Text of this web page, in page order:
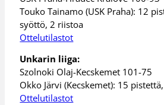
Touko Tainamo (USK Praha): 12
syöttö, 2 riistoa
Ottelutilastot
Unkarin liiga:
Szolnoki Olaj-Kecskemet 101-75
Okko Järvi (Kecskemet): 15
Ottelutilastot